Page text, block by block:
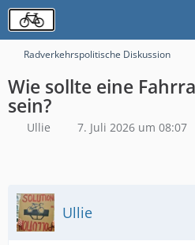
Radverkehrspolitische Diskussion
Wie sollte eine
sein?
Ullie 7. Juli 2026 um 08:07
Ullie